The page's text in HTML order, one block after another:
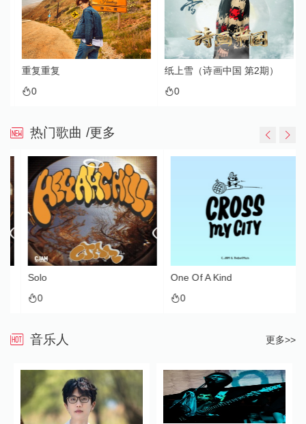
重复重复
0
纸上雪（诗画中国 第2期）
0
热门歌曲 /更多
Solo
0
One Of A Kind
0
音乐人 更多>>